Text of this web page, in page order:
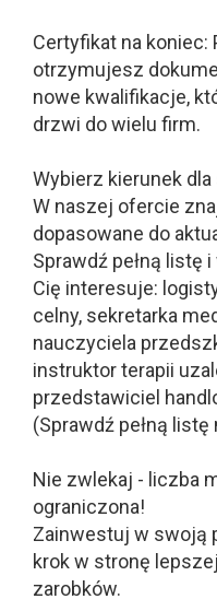
Certyfikat na koniec:
otrzymujesz
nowe kwalifikacje,
drzwi do wielu firm.
Wybierz kierunek dla
W naszej ofercie
dopasowane do
Sprawdź pełną listę
Cię interesuje:
celny, sekretarka
nauczyciela
instruktor terapii
przedstawiciel
(Sprawdź pełną
Nie zwlekaj - liczba
ograniczona!
Zainwestuj w swoją
krok w stronę
zarobków.